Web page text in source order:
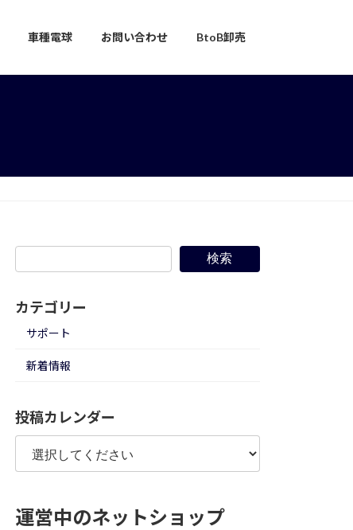
車種電球 お問い合わせ BtoB卸売
検索
カテゴリー
サポート
新着情報
投稿カレンダー
運営中のネットショップ